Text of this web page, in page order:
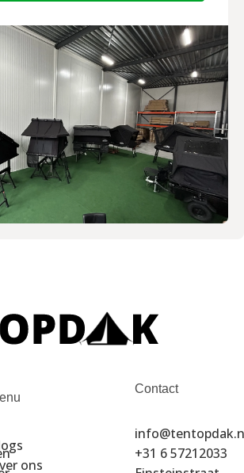
ons
Contact
+31 6 57212033